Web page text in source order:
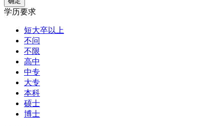
学历要求
短大卒以上
不问
不限
高中
中专
大专
本科
硕士
博士